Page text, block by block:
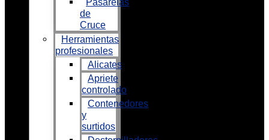
Pasarelas
de
Cruce
Herramientas
profesionales
Alicates
Apriete
controlado
Contenedores
y
surtidos